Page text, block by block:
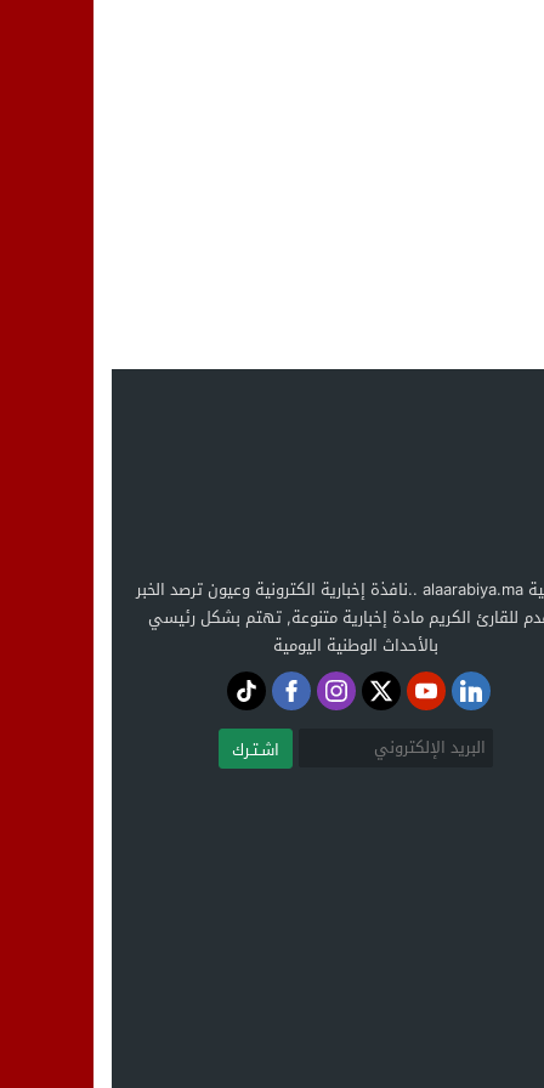
العربية alaarabiya.ma ..نافذة إخبارية الكترونية وعيون ترصد الخبر
للقارئ الكريم مادة إخبارية متنوعة, تهتم بشكل رئيسي
بالأحداث الوطنية اليومية
اشـتـرك